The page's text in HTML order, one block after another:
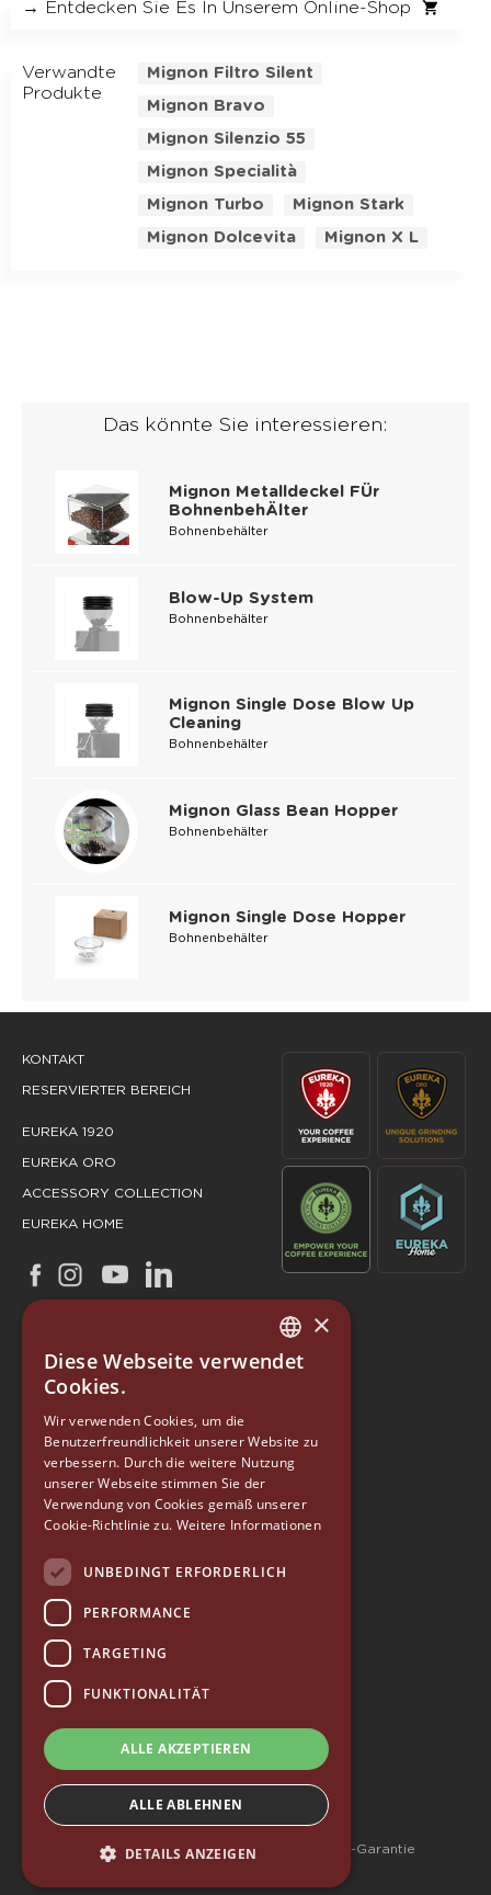
→ Entdecken Sie Es In Unserem Online-Shop
Verwandte
Produkte
Mignon Filtro Silent
Mignon Bravo
Mignon Silenzio 55
Mignon Specialità
Mignon Turbo
Mignon Stark
Mignon Dolcevita
Mignon X L
Das könnte Sie interessieren:
Mignon Metalldeckel FÜr
BohnenbehÄlter
Bohnenbehälter
Blow-Up System
Bohnenbehälter
Mignon Single Dose Blow Up
Cleaning
Bohnenbehälter
Mignon Glass Bean Hopper
Bohnenbehälter
Mignon Single Dose Hopper
Bohnenbehälter
KONTAKT
RESERVIERTER BEREICH
EUREKA 1920
EUREKA ORO
ACCESSORY COLLECTION
EUREKA HOME
EUREKA
Via Luigi Longo 39/41
50019, Sesto Fiorentino (FI) - ITALY
Tel. +39 055 4200011
Fax +39 055 4200010
P. Iva 03094860487
info@eureka.co.it
© 2026 EUREKA • alle rechte vorbehalten
Whistleblowing
Zugänglichkeit
Datenschutzrichtlinie
Allgemeine Geschäftsbedingungen – 10-Jahres-Garantie
ITALIAN
GERMAN
RUSSIAN
×
Diese Webseite verwendet
Cookies.
Wir verwenden Cookies, um die
Benutzerfreundlichkeit unserer Website zu
verbessern. Durch die weitere Nutzung
unserer Webseite stimmen Sie der
Verwendung von Cookies gemäß unserer
Cookie-Richtlinie zu. Weitere Informationen
UNBEDINGT ERFORDERLICH
PERFORMANCE
TARGETING
FUNKTIONALITÄT
ALLE AKZEPTIEREN
ALLE ABLEHNEN
DETAILS ANZEIGEN